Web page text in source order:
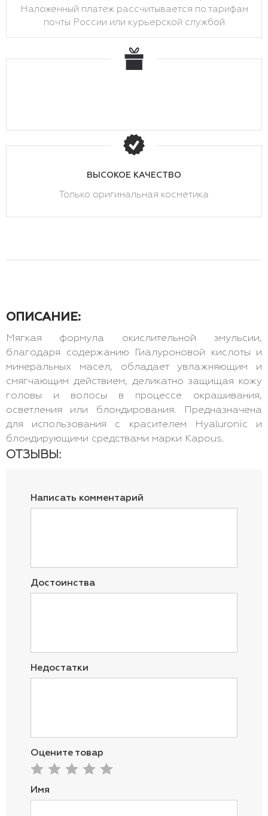
Наложенный платеж рассчитывается по тарифам
почты России или курьерской службой
ВЫСОКОЕ КАЧЕСТВО
Только оригинальная косметика
ОПИСАНИЕ:
Мягкая формула окислительной эмульсии,
благодаря содержанию Гиалуроновой кислоты и
минеральных масел, обладает увлажняющим и
смягчающим действием, деликатно защищая кожу
головы и волосы в процессе окрашивания,
осветления или блондирования. Предназначена
для использования с красителем Hyaluronic и
блондирующими средствами марки Kapous.
ОТЗЫВЫ:
Написать комментарий
Достоинства
Недостатки
Оцените товар
Имя